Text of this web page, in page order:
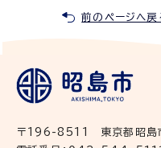
前のページへ戻
〒196-8511 東京都昭島